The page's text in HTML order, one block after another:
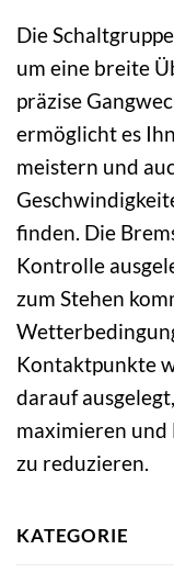
Die
um eine breite
präzise
ermöglicht es
meistern und
finden. Die
Kontrolle
zum Stehen
Kontaktpunkte
darauf
maximieren und
zu reduzieren.
KATEGORIE